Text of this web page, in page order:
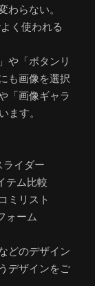
らない。
く使われる
や「ボタンリ
も画像を選択
「画像ギャラ
ます。
ライダー
テム比較
ミリスト
ォーム
どのデザイン
デザインをご